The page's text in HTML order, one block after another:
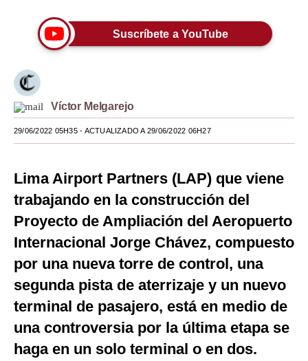
Tendencias
Lujo
Viajes
Moda
EEUU
México
Internacional
Tecnología
Club del Suscriptor
Suscríbete a YouTube
Víctor Melgarejo
29/06/2022 05H35- ACTUALIZADO A 29/06/2022 06H27
Lima Airport Partners (LAP) que viene
trabajando en la construcción del
Proyecto de Ampliación del Aeropuerto
Internacional Jorge Chávez, compuesto
por una nueva torre de control, una
segunda pista de aterrizaje y un nuevo
terminal de pasajero, está en medio de
una controversia por la última etapa se
haga en un solo terminal o en dos.